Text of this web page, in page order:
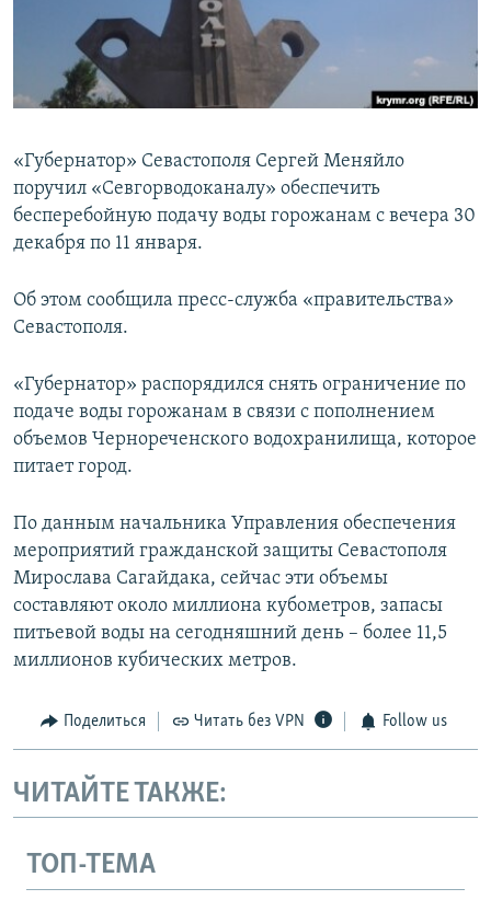
ПОБЕДИТЕЛЕЙ НЕ СУДЯТ?
КРЫМ.НЕПОКОРЕННЫЙ
ELIFBE
ПРИСОЕДИНЯЙТЕСЬ!
Все сайты RFE/RL
«Губернатор» Севастополя Сергей Меняйло
поручил «Севгорводоканалу» обеспечить
бесперебойную подачу воды горожанам с вечера 30
декабря по 11 января.
Об этом сообщила пресс-служба «правительства»
Севастополя.
«Губернатор» распорядился снять ограничение по
подаче воды горожанам в связи с пополнением
объемов Чернореченского водохранилища, которое
питает город.
По данным начальника Управления обеспечения
мероприятий гражданской защиты Севастополя
Мирослава Сагайдака, сейчас эти объемы
составляют около миллиона кубометров, запасы
питьевой воды на сегодняшний день – более 11,5
миллионов кубических метров.
Поделиться Читать без VPN Follow us
ЧИТАЙТЕ ТАКЖЕ:
ТОП-ТЕМА